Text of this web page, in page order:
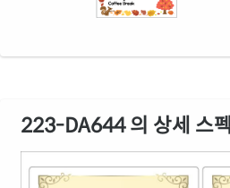
223-DA644 의 상세 스펙